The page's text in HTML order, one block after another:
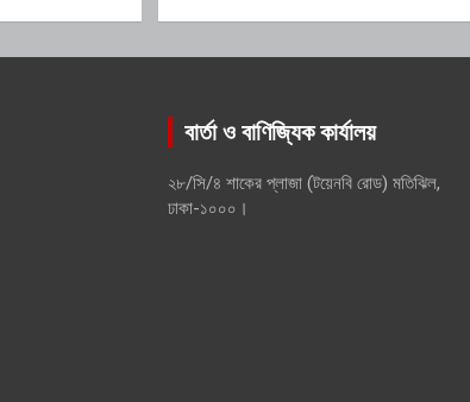
বার্তা ও বাণিজ্যিক কার্যালয়
২৮/সি/৪ শাকের প্লাজা (টয়েনবি রোড) মতিঝিল,
ঢাকা-১০০০।